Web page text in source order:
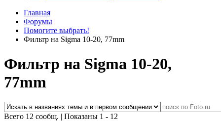
Главная
Форумы
Помогите выбрать!
Фильтр на Sigma 10-20, 77mm
Фильтр на Sigma 10-20,
77mm
Всего 12 сообщ. | Показаны 1 - 12